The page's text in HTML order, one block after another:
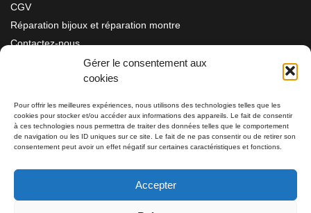
Gérer le consentement aux
cookies
Pour offrir les meilleures expériences, nous utilisons des technologies telles que les
cookies pour stocker et/ou accéder aux informations des appareils. Le fait de consentir
à ces technologies nous permettra de traiter des données telles que le comportement
de navigation ou les ID uniques sur ce site. Le fait de ne pas consentir ou de retirer son
consentement peut avoir un effet négatif sur certaines caractéristiques et fonctions.
Accepter
CGV
Réparation bijoux et réparation montre
Contactez-nous
Information
Bijouterie SIAUD11 rue Masséna 06000 NICE
Tél: 04 93 82 29 34 / 09 78 81 68 81